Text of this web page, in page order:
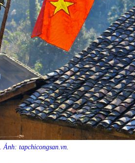
nhà
nước
tapchicongsan.vn.